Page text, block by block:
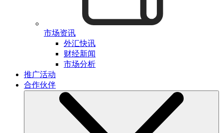
市场资讯
外汇快讯
财经新闻
市场分析
推广活动
合作伙伴